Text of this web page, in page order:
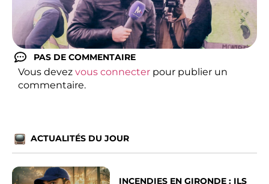
PAS DE COMMENTAIRE
Vous devez vous connecter pour publier un
commentaire.
ACTUALITÉS DU JOUR
INCENDIES EN GIRONDE : ILS